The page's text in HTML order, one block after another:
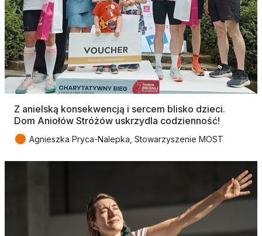
Z anielską konsekwencją i sercem blisko dzieci.
Dom Aniołów Stróżów uskrzydla codzienność!
● Agnieszka Pryca-Nalepka, Stowarzyszenie MOST